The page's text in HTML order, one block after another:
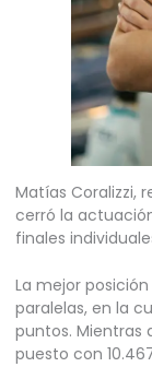
Matías Coralizzi,
cerró la
finales
La mejor
paralelas, en la
puntos. Mientras
puesto con